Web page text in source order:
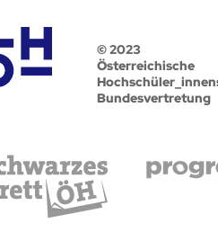
© 2023
Österreichische
Bundesvertretung